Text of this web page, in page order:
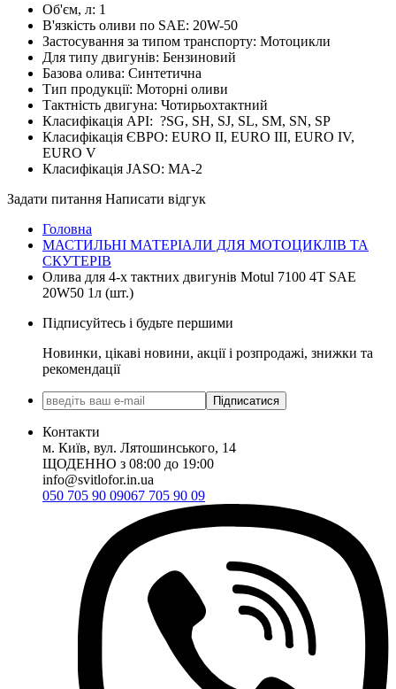
Об'єм, л: 1
В'язкість оливи по SAE: 20W-50
Застосування за типом транспорту: Мотоцикли
Для типу двигунів: Бензиновий
Базова олива: Синтетична
Тип продукції: Моторні оливи
Тактність двигуна: Чотирьохтактний
Класифікація API: ?SG, SH, SJ, SL, SM, SN, SP
Класифікація ЄВРО: EURO II, EURO III, EURO IV,
EURO V
Класифікація JASO: MA-2
Задати питання Написати відгук
Головна
МАСТИЛЬНІ МАТЕРІАЛИ ДЛЯ МОТОЦИКЛІВ ТА
СКУТЕРІВ
Олива для 4-х тактних двигунів Motul 7100 4T SAE
20W50 1л (шт.)
Підписуйтесь і будьте першими
Новинки, цікаві новини, акції і розпродажі, знижки та
рекомендації
Підписатися
Контакти
м. Київ, вул. Лятошинського, 14
ЩОДЕННО з 08:00 до 19:00
info@svitlofor.in.ua
050 705 90 09067 705 90 09